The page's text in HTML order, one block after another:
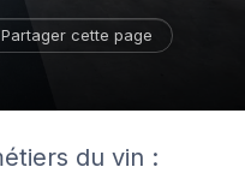
Partager cette page
du vin :